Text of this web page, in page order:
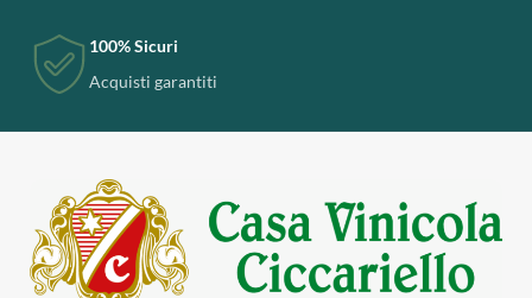
100% Sicuri
Acquisti garantiti